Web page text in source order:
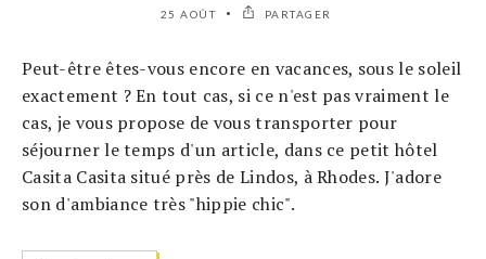
25 AOÛT PARTAGER
Peut-être êtes-vous encore en vacances, sous le soleil
exactement ? En tout cas, si ce n'est pas vraiment le
cas, je vous propose de vous transporter pour
séjourner le temps d'un article, dans ce petit hôtel
Casita Casita situé près de Lindos, à Rhodes. J'adore
son d'ambiance très "hippie chic".